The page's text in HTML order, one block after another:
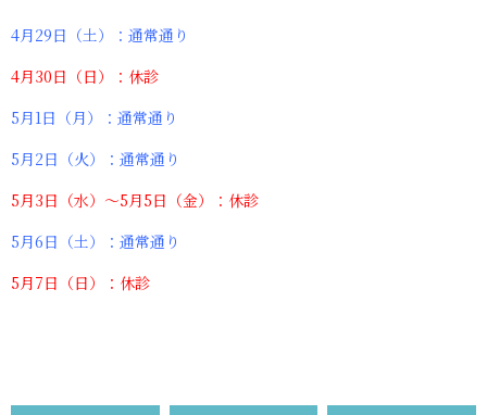
4月29日（土）：通常通り
4月30日（日）：休診
5月1日（月）：通常通り
5月2日（火）：通常通り
5月3日（水）〜5月5日（金）：休診
5月6日（土）：通常通り
5月7日（日）：休診